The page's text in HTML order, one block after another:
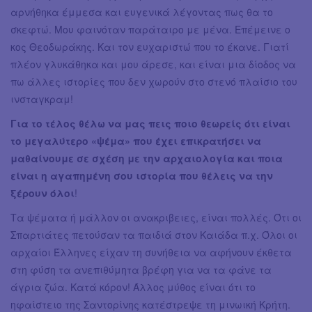
αρνήθηκα έμμεσα και ευγενικά λέγοντας πως θα το
σκεφτώ. Μου φαινόταν παράταιρο με μένα. Επέμεινε ο
κος Θεοδωράκης. Και τον ευχαριστώ που το έκανε. Γιατί
πλέον γλυκάθηκα και μου άρεσε, και είναι μια δίοδος να
πω άλλες ιστορίες που δεν χωρούν στο στενό πλαίσιο του
ινσταγκραμ!
Για το τέλος θέλω να μας πεις ποιο θεωρείς ότι είναι
το μεγαλύτερο «ψέμα» που έχει επικρατήσει να
μαθαίνουμε σε σχέση με την αρχαιολογία και ποια
είναι η αγαπημένη σου ιστορία που θέλεις να την
ξέρουν όλοι!
Τα ψέματα ή μάλλον οι ανακριβειες, είναι πολλές. Ότι οι
Σπαρτιάτες πετούσαν τα παιδιά στον Καιάδα π.χ. Όλοι οι
αρχαίοι Έλληνες είχαν τη συνήθεια να αφήνουν έκθετα
στη φύση τα ανεπιθύμητα βρέφη για να τα φάνε τα
άγρια ζώα. Κατά κόρον! Άλλος μύθος είναι ότι το
ηφαίστειο της Σαντορίνης κατέστρεψε τη μινωική Κρήτη.